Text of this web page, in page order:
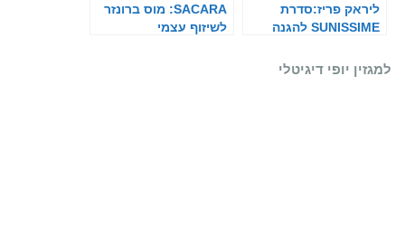
ליראק פריז:סדרת
SUNISSIME להגנה
SACARA: מוס ברונזר
לשיזוף עצמי
למגזין יופי דיגיטלי